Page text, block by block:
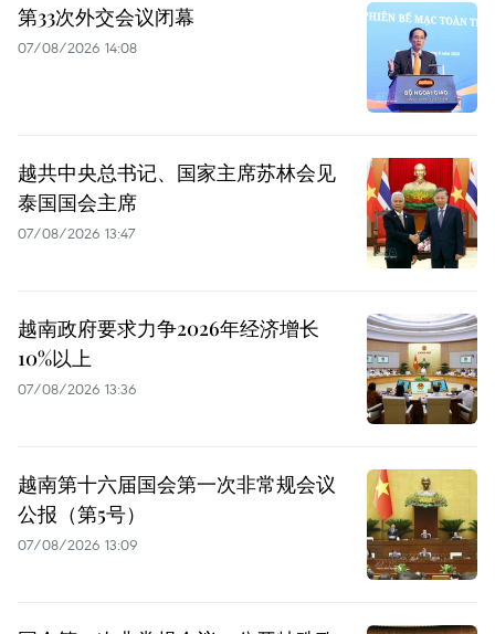
第33次外交会议闭幕
07/08/2026 14:08
越共中央总书记、国家主席苏林会见
泰国国会主席
07/08/2026 13:47
越南政府要求力争2026年经济增长
10%以上
07/08/2026 13:36
越南第十六届国会第一次非常规会议
公报（第5号）
07/08/2026 13:09